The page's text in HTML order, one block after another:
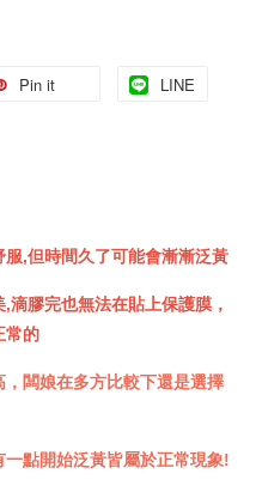
Pin it LINE
,但時間久了可能會漸漸泛黃
膠完也無法在貼上保護膜，
常的
闆娘在多方比較下還是選擇
一點開始泛黃皆屬於正常現象!